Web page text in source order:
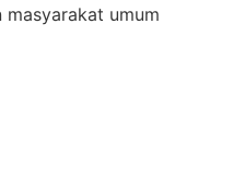
umum